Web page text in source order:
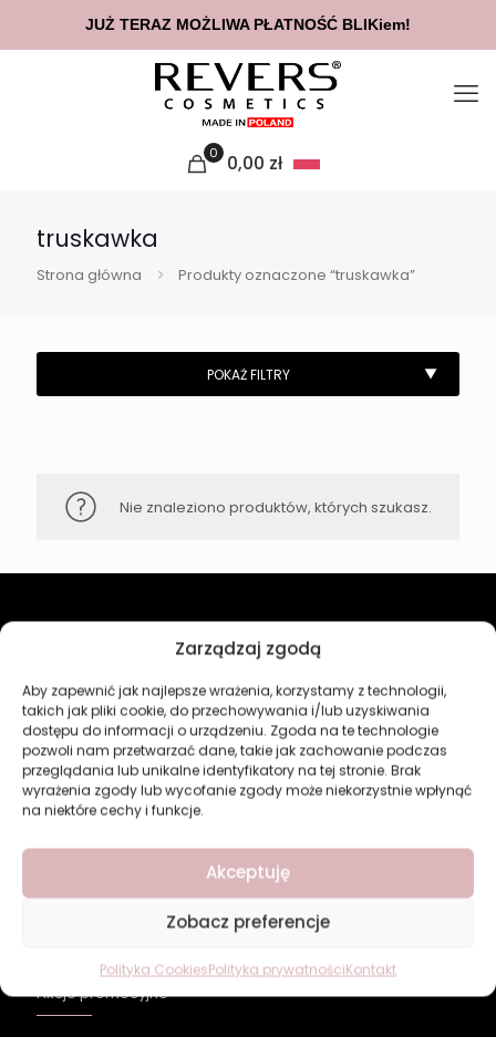
Zarządzaj zgodą
Aby zapewnić jak najlepsze wrażenia, korzystamy z technologii,
takich jak pliki cookie, do przechowywania i/lub uzyskiwania
dostępu do informacji o urządzeniu. Zgoda na te technologie
pozwoli nam przetwarzać dane, takie jak zachowanie podczas
przeglądania lub unikalne identyfikatory na tej stronie. Brak
wyrażenia zgody lub wycofanie zgody może niekorzystnie wpłynąć
na niektóre cechy i funkcje.
Akceptuję
Zobacz preferencje
Polityka CookiesPolityka prywatnościKontakt
0 0,00 zł
truskawka
Strona główna Produkty oznaczone “truskawka”
Nie znaleziono produktów, których szukasz.
O firmie
Nasz marki
Kontakt
Kategorie
Pielęgnacja
Manicure i Pedicure
Bestsellery
Akcje promocyjne
JUŻ TERAZ MOŻLIWA PŁATNOŚĆ BLIKiem!